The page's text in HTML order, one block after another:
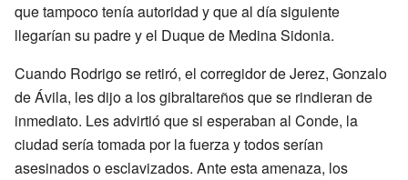
que tampoco tenía autoridad y que al día siguiente
llegarían su padre y el Duque de Medina Sidonia.
Cuando Rodrigo se retiró, el corregidor de Jerez, Gonzalo
de Ávila, les dijo a los gibraltareños que se rindieran de
inmediato. Les advirtió que si esperaban al Conde, la
ciudad sería tomada por la fuerza y todos serían
asesinados o esclavizados. Ante esta amenaza, los